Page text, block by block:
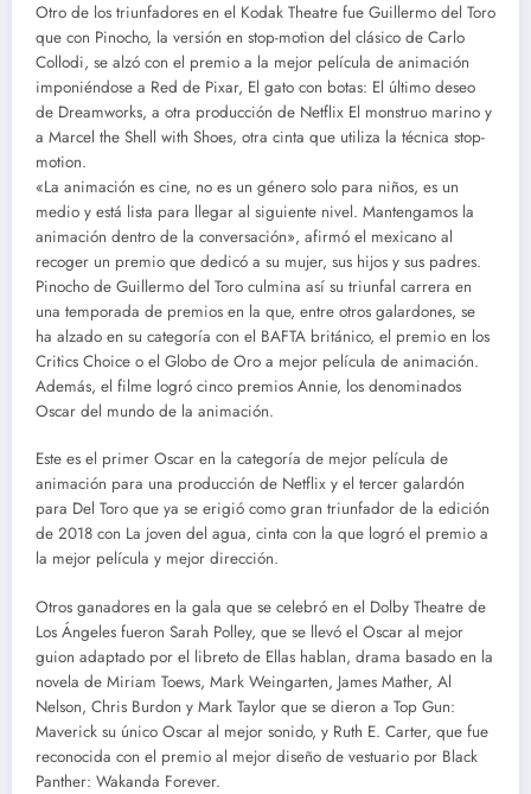
Otro de los triunfadores en el Kodak Theatre fue Guillermo del Toro
que con Pinocho, la versión en stop-motion del clásico de Carlo
Collodi, se alzó con el premio a la mejor película de animación
imponiéndose a Red de Pixar, El gato con botas: El último deseo
de Dreamworks, a otra producción de Netflix El monstruo marino y
a Marcel the Shell with Shoes, otra cinta que utiliza la técnica stop-
motion.
«La animación es cine, no es un género solo para niños, es un
medio y está lista para llegar al siguiente nivel. Mantengamos la
animación dentro de la conversación», afirmó el mexicano al
recoger un premio que dedicó a su mujer, sus hijos y sus padres.
Pinocho de Guillermo del Toro culmina así su triunfal carrera en
una temporada de premios en la que, entre otros galardones, se
ha alzado en su categoría con el BAFTA británico, el premio en los
Critics Choice o el Globo de Oro a mejor película de animación.
Además, el filme logró cinco premios Annie, los denominados
Oscar del mundo de la animación.
Este es el primer Oscar en la categoría de mejor película de
animación para una producción de Netflix y el tercer galardón
para Del Toro que ya se erigió como gran triunfador de la edición
de 2018 con La joven del agua, cinta con la que logró el premio a
la mejor película y mejor dirección.
Otros ganadores en la gala que se celebró en el Dolby Theatre de
Los Ángeles fueron Sarah Polley, que se llevó el Oscar al mejor
guion adaptado por el libreto de Ellas hablan, drama basado en la
novela de Miriam Toews, Mark Weingarten, James Mather, Al
Nelson, Chris Burdon y Mark Taylor que se dieron a Top Gun:
Maverick su único Oscar al mejor sonido, y Ruth E. Carter, que fue
reconocida con el premio al mejor diseño de vestuario por Black
Panther: Wakanda Forever.